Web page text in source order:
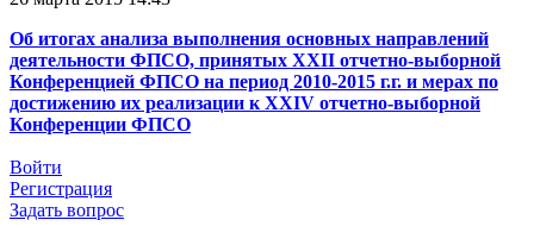
Об итогах анализа выполнения основных направлений
деятельности ФПСО, принятых XXII отчетно-выборной
Конференцией ФПСО на период 2010-2015 г.г. и мерах по
достижению их реализации к XXIV отчетно-выборной
Конференции ФПСО
Войти
Регистрация
Задать вопрос